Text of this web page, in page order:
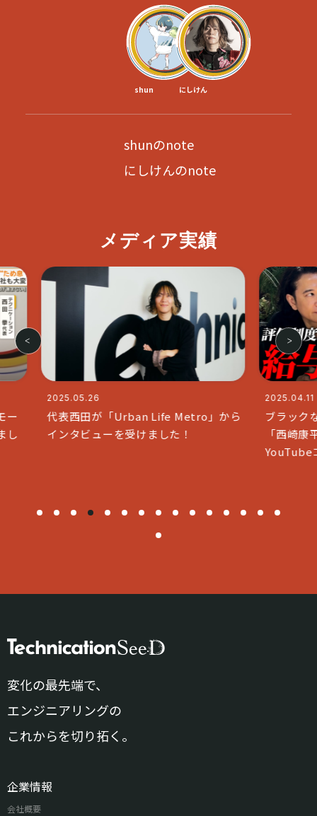
shun にしけん
shunのnote
にしけんのnote
メディア実績
から
2025.04.11
ブラックな社長で人気のチャンネル
「西崎康平 ブラックな社長」と
代表の
「&
変化の最先端で、
エンジニアリングの
これからを切り拓く。
企業情報
会社概要